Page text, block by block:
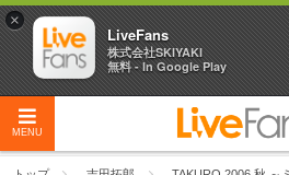
MENU
2026
04/27
×
LiveFans
株式会社SKIYAKI
無料 - In Google Play